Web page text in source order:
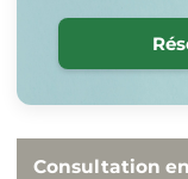
Consultation